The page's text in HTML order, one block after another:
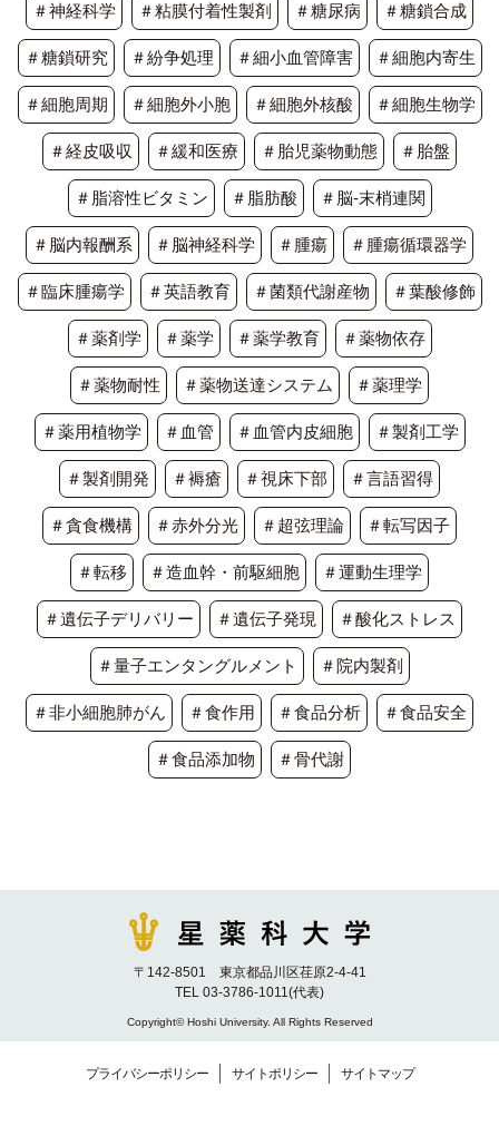
＃神経科学 ＃粘膜付着性製剤 ＃糖尿病 ＃糖鎖合成
＃糖鎖研究 ＃紛争処理 ＃細小血管障害 ＃細胞内寄生
＃細胞周期 ＃細胞外小胞 ＃細胞外核酸 ＃細胞生物学
＃経皮吸収 ＃緩和医療 ＃胎児薬物動態 ＃胎盤
＃脂溶性ビタミン ＃脂肪酸 ＃脳-末梢連関
＃脳内報酬系 ＃脳神経科学 ＃腫瘍 ＃腫瘍循環器学
＃臨床腫瘍学 ＃英語教育 ＃菌類代謝産物 ＃葉酸修飾
＃薬剤学 ＃薬学 ＃薬学教育 ＃薬物依存
＃薬物耐性 ＃薬物送達システム ＃薬理学
＃薬用植物学 ＃血管 ＃血管内皮細胞 ＃製剤工学
＃製剤開発 ＃褥瘡 ＃視床下部 ＃言語習得
＃貪食機構 ＃赤外分光 ＃超弦理論 ＃転写因子
＃転移 ＃造血幹・前駆細胞 ＃運動生理学
＃遺伝子デリバリー ＃遺伝子発現 ＃酸化ストレス
＃量子エンタングルメント ＃院内製剤
＃非小細胞肺がん ＃食作用 ＃食品分析 ＃食品安全
＃食品添加物 ＃骨代謝
〒142-8501 東京都品川区荏原2-4-41
TEL 03-3786-1011(代表)
Copyright© Hoshi University. All Rights Reserved
プライバシーポリシー サイトポリシー サイトマップ